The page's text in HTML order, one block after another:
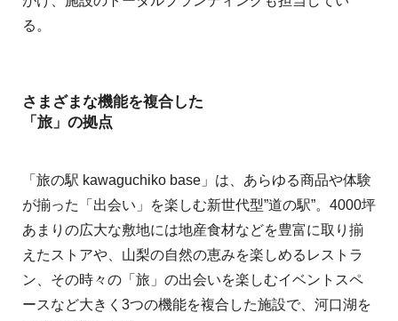
る。
さまざまな機能を複合した
「旅」の拠点
「旅の駅 kawaguchiko base」は、あらゆる商品や体験
が揃った「出会い」を楽しむ新世代型”道の駅”。4000坪
あまりの広大な敷地には地産食材などを豊富に取り揃
えたストアや、山梨の自然の恵みを楽しめるレストラ
ン、その時々の「旅」の出会いを楽しむイベントスペ
ースなど大きく3つの機能を複合した施設で、河口湖を